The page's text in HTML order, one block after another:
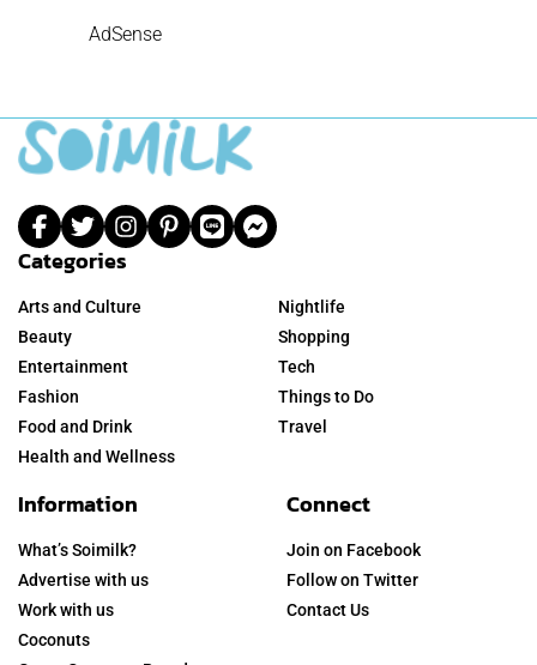
AdSense
Categories
Arts and Culture
Beauty
Entertainment
Fashion
Food and Drink
Health and Wellness
Nightlife
Shopping
Tech
Things to Do
Travel
Information
What’s Soimilk?
Advertise with us
Work with us
Coconuts
Connect
Join on Facebook
Follow on Twitter
Contact Us